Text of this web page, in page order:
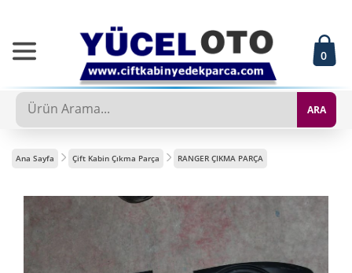
0
ARA
Ana Sayfa Çift Kabin Çıkma Parça RANGER ÇIKMA PARÇA